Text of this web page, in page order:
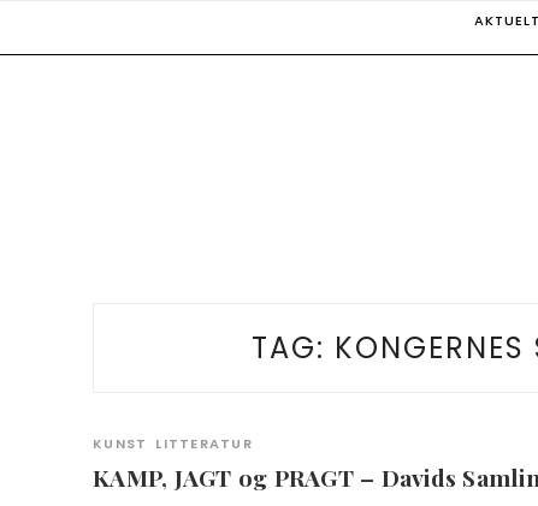
AKTUELT
TAG:
KUNST LITTERATUR
KAMP, JAGT og PRAGT – Davids